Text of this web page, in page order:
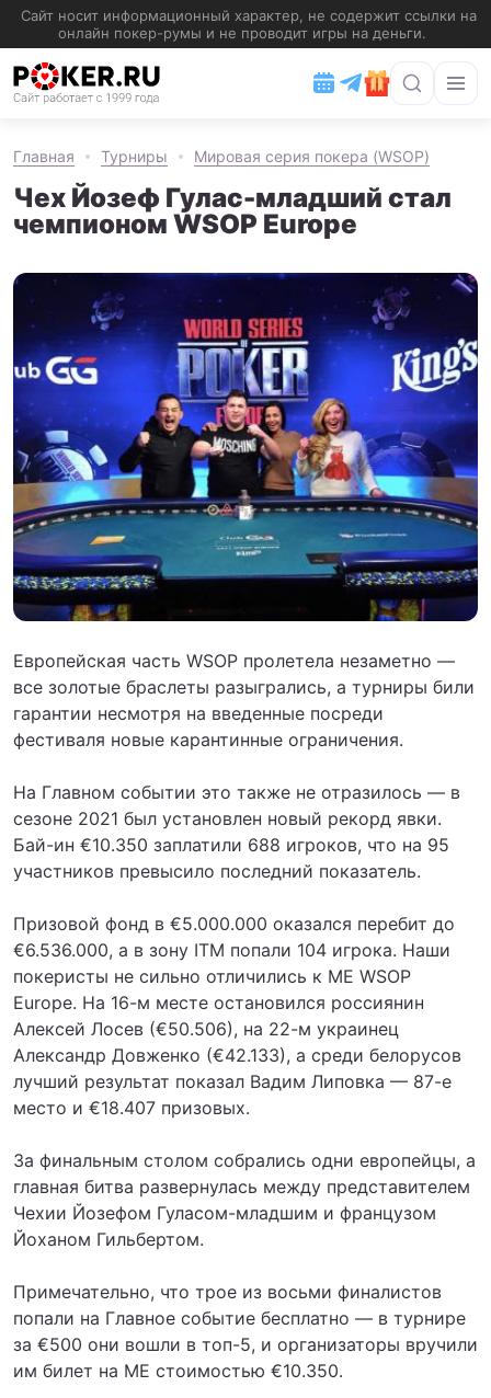
Главная Турниры Мировая серия покера (WSOP)
Чех Йозеф Гулас-младший стал
чемпионом WSOP Europe
Европейская часть WSOP пролетела незаметно —
все золотые браслеты разыгрались, а турниры били
гарантии несмотря на введенные посреди
фестиваля новые карантинные ограничения.
На Главном событии это также не отразилось — в
сезоне 2021 был установлен новый рекорд явки.
Бай-ин €10.350 заплатили 688 игроков, что на 95
участников превысило последний показатель.
Призовой фонд в €5.000.000 оказался перебит до
€6.536.000, а в зону ITM попали 104 игрока. Наши
покеристы не сильно отличились к ME WSOP
Europe. На 16-м месте остановился россиянин
Алексей Лосев (€50.506), на 22-м украинец
Александр Довженко (€42.133), а среди белорусов
лучший результат показал Вадим Липовка — 87-е
место и €18.407 призовых.
За финальным столом собрались одни европейцы, а
главная битва развернулась между представителем
Чехии Йозефом Гуласом-младшим и французом
Йоханом Гильбертом.
Примечательно, что трое из восьми финалистов
попали на Главное событие бесплатно — в турнире
за €500 они вошли в топ-5, и организаторы вручили
им билет на ME стоимостью €10.350.